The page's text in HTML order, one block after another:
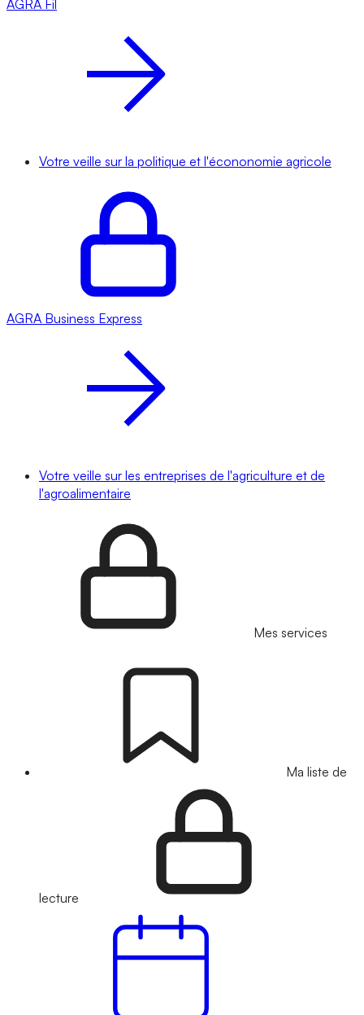
AGRA Fil
Votre veille sur la politique et l'écononomie agricole
AGRA Business Express
Votre veille sur les entreprises de l'agriculture et de
l'agroalimentaire
Mes services
Ma liste de
lecture